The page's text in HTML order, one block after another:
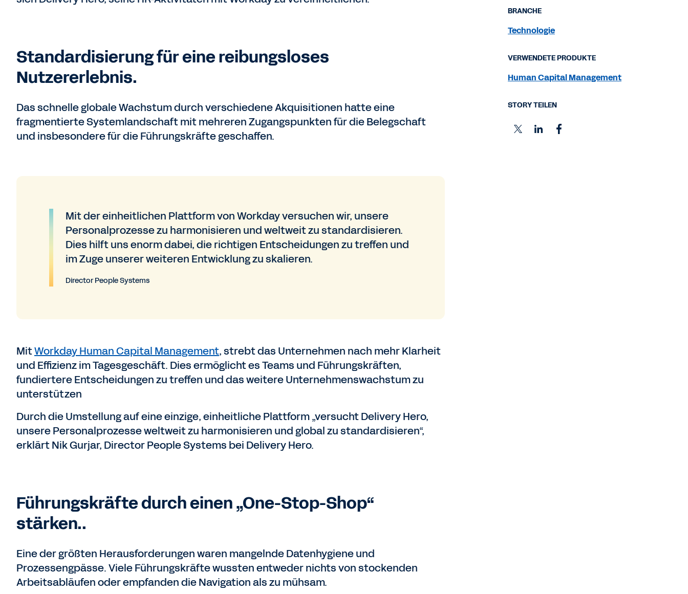
Standardisierung für eine reibungsloses
Nutzererlebnis.
Das schnelle globale Wachstum durch verschiedene Akquisitionen hatte eine
fragmentierte Systemlandschaft mit mehreren Zugangspunkten für die Belegschaft
und insbesondere für die Führungskräfte geschaffen.
Mit der einheitlichen Plattform von Workday versuchen wir, unsere
Personalprozesse zu harmonisieren und weltweit zu standardisieren.
Dies hilft uns enorm dabei, die richtigen Entscheidungen zu treffen und
im Zuge unserer weiteren Entwicklung zu skalieren.
Director People Systems
MitWorkday Human Capital Management, strebt das Unternehmen nach mehr Klarheit
und Effizienz im Tagesgeschäft. Dies ermöglicht es Teams und Führungskräften,
fundiertere Entscheidungen zu treffen und das weitere Unternehmenswachstum zu
unterstützen
Durch die Umstellung auf eine einzige, einheitliche Plattform „versucht Delivery Hero,
unsere Personalprozesse weltweit zu harmonisieren und global zu standardisieren“,
erklärt Nik Gurjar, Director People Systems bei Delivery Hero.
Führungskräfte durch einen „One-Stop-Shop“
stärken..
Eine der größten Herausforderungen waren mangelnde Datenhygiene und
Prozessengpässe. Viele Führungskräfte wussten entweder nichts von stockenden
Arbeitsabläufen oder empfanden die Navigation als zu mühsam.
BRANCHE
Technologie
VERWENDETE PRODUKTE
Human Capital Management
STORY TEILEN